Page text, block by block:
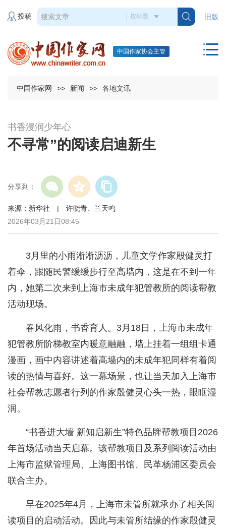
旧版
投稿
中国作家协会主管
中国作家网 >> 新闻 >> 各地文讯
书香浸润少年心
不寻常”的阅读启迪新生
分享到：
来源：新华社 | 许晓青、兰天鸣
2026年03月21日08:45
3月里的小雨淅淅沥沥，儿童文学作家殷健灵打
着伞，跟随民警缓缓步行至高墙内，这是在不到一年
内，她第二次来到上海市未成年犯管教所的阅读帮教
活动现场。
春风化雨，书香育人。3月18日，上海市未成年
犯管教所阶梯教室内暖意融融，墙上挂着一组组卡通
漫画，画中内容讲述着高墙内的未成年犯同样有着阅
读的热情与喜好。这一幕场景，也让当天加入上海市
社会帮教志愿者行列的作家殷健灵心头一热，眼眶湿
润。
“书香进大墙 新知启新生”特色品牌帮教项目2026
年首场活动当天启幕。该帮教项目及系列阅读活动由
上海市监狱管理局、上海图书馆、民革杨浦区委员会
联合主办。
早在2025年4月，上海市未管所就承办了相关阅
读项目的启动活动。因此与未管所结缘的作家殷健灵